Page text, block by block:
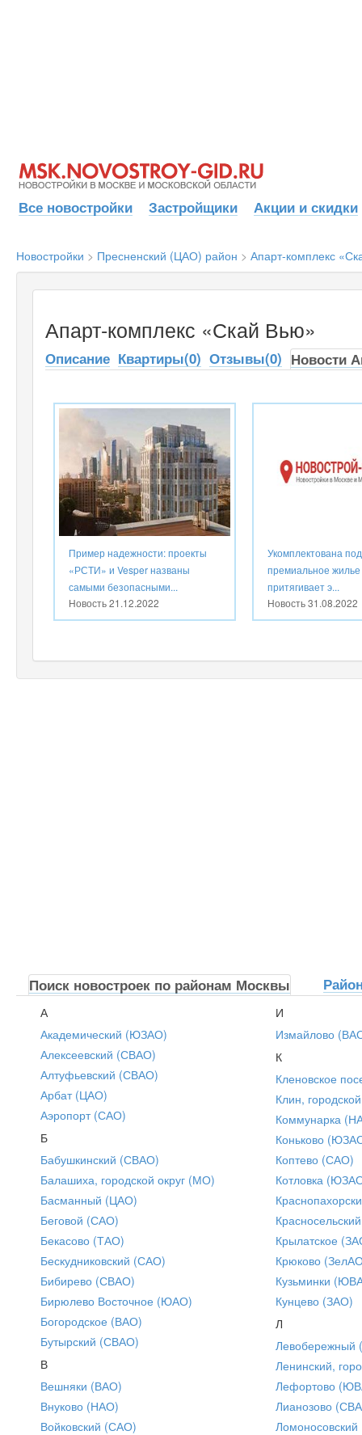
Все новостройки Застройщики Акции и скидки
Новостройки > Пресненский (ЦАО) район > Апарт-комплекс
Апарт-комплекс «Скай Вью»
Описание Квартиры(0) Отзывы(0) Новости
Пример надежности: проекты
«РСТИ» и Vesper названы
самыми безопасными...
Новость21.12.2022
Укомплектована
премиальное
притягивает э...
Новость31.08.2022
Поиск новостроек по районам Москвы
А
Академический (ЮЗАО)
Алексеевский (СВАО)
Алтуфьевский (СВАО)
Арбат (ЦАО)
Аэропорт (САО)
Б
Бабушкинский (СВАО)
Балашиха, городской округ (МО)
Басманный (ЦАО)
Беговой (САО)
Бекасово (ТАО)
Бескудниковский (САО)
Бибирево (СВАО)
Бирюлево Восточное (ЮАО)
Богородское (ВАО)
Бутырский (СВАО)
В
Вешняки (ВАО)
Внуково (НАО)
Войковский (САО)
И
Измайлово
К
Кленовское
Клин,
Коммунарка
Коньково
Коптево (САО)
Котловка
Крылатское
Крюково
Кузьминки
Кунцево (ЗАО)
Л
Ленинский,
Лефортово
Лианозово